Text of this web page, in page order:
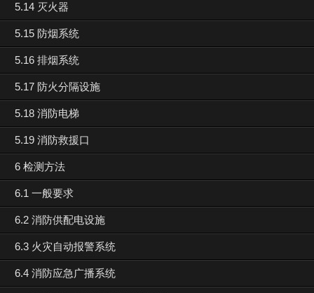
5.14 灭火器
5.15 防烟系统
5.16 排烟系统
5.17 防火分隔设施
5.18 消防电梯
5.19 消防救援口
6 检测方法
6.1 一般要求
6.2 消防供配电设施
6.3 火灾自动报警系统
6.4 消防应急广播系统